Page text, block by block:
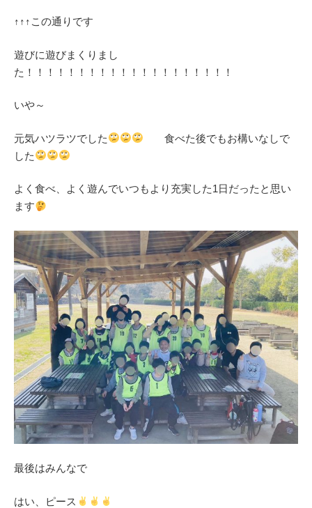
↑↑↑この通りです
遊びに遊びまくりまし
た！！！！！！！！！！！！！！！！！！！！
いや～
元気ハツラツでした
食べた後でもお構いなしで
した
よく食べ、よく遊んでいつもより充実した1日だったと思い
ます
最後はみんなで
はい、ピース